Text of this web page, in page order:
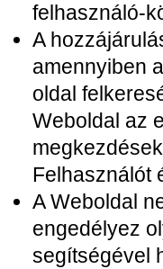
felhasználó-
A
amennyiben
oldal
Weboldal az
Felhasználót
A Weboldal
engedélyez
segítségével